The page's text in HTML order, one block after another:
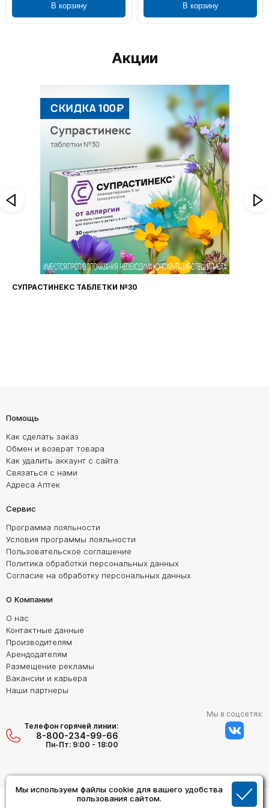
Мы используем файлы cookie для вашего удобства
пользования сайтом.
В корзину В корзину
Акции
СУПРАСТИНЕКС ТАБЛЕТКИ №30
Помощь
Как сделать заказ
Обмен и возврат товара
Как удалить аккаунт с сайта
Связаться с нами
Адреса Аптек
Сервис
Программа лояльности
Условия программы лояльности
Пользовательское соглашение
Политика обработки персональных данных
Согласие на обработку персональных данных
О Компании
О нас
Контактные данные
Производителям
Арендодателям
Размещение рекламы
Вакансии и карьера
Наши партнеры
Телефон горячей линии:
8-800-234-99-66
Пн-Пт: 9:00 - 18:00
Мы в соцсетях: